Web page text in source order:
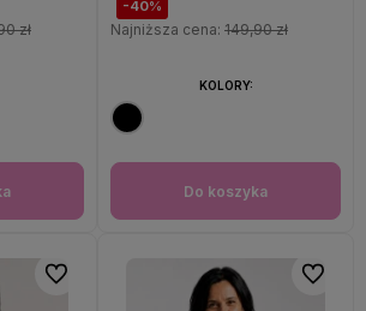
zł
-40%
Najniższa cena: 149,90 zł
Do koszyka
KOLORY:
Do ulubionych Do